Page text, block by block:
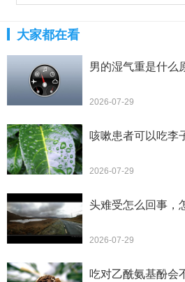
大家都在看
男的湿气重是什么
2026-07-29
咳嗽患者可以吃李
2026-07-29
头难受怎么回事，
2026-07-29
吃对乙酰氨基酚会